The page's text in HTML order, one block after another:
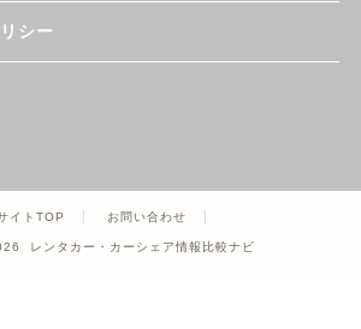
シー
イトTOP お問い合わせ
レンタカー・カーシェア情報比較ナビ